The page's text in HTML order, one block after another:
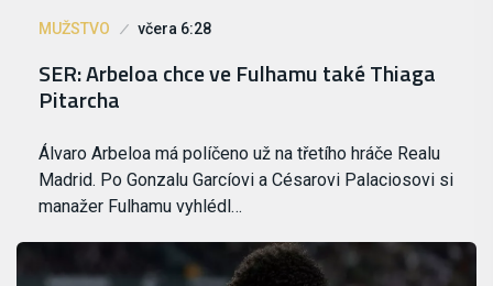
MUŽSTVO včera 6:28
SER: Arbeloa chce ve Fulhamu také Thiaga
Pitarcha
Álvaro Arbeloa má políčeno už na třetího hráče Realu
Madrid. Po Gonzalu Garcíovi a Césarovi Palaciosovi si
manažer Fulhamu vyhlédl…